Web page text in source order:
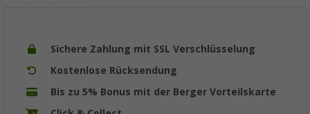
Sichere Zahlung mit SSL Verschlüsselung
Kostenlose Rücksendung
Bis zu 5% Bonus mit der Berger Vorteilskarte